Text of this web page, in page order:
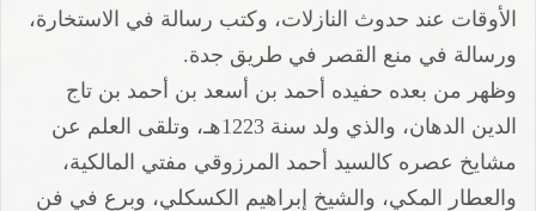
الأوقات عند حدوث النازلات، وكتب رسالة في الاستخارة،
ورسالة في منع القصر في طريق جدة.
وظهر من بعده حفيده أحمد بن أسعد بن أحمد بن تاج
الدين الدهان، والذي ولد سنة 1223هـ، وتلقى العلم عن
مشايخ عصره كالسيد أحمد المرزوقي مفتي المالكية،
والعطار المكي، والشيخ إبراهيم الكسكلي، وبرع في فن